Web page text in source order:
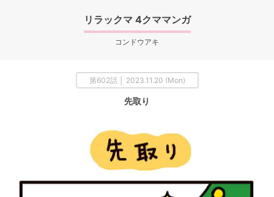
リラックマ 4クママンガ
コンドウアキ
第602話 │ 2023.11.20 (Mon)
先取り